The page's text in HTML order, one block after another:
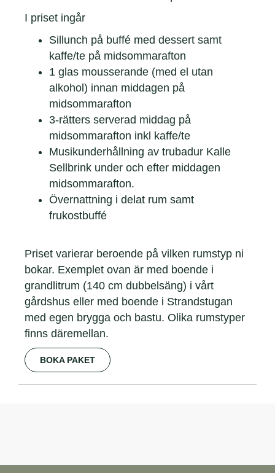
I priset ingår
Sillunch på buffé med dessert samt
kaffe/te på midsommarafton
1 glas mousserande (med el utan
alkohol) innan middagen på
midsommarafton
3-rätters serverad middag på
midsommarafton inkl kaffe/te
Musikunderhållning av trubadur Kalle
Sellbrink under och efter middagen
midsommarafton.
Övernattning i delat rum samt
frukostbuffé
Priset varierar beroende på vilken rumstyp ni
bokar. Exemplet ovan är med boende i
grandlitrum (140 cm dubbelsäng) i vårt
gårdshus eller med boende i Strandstugan
med egen brygga och bastu. Olika rumstyper
finns däremellan.
BOKA PAKET